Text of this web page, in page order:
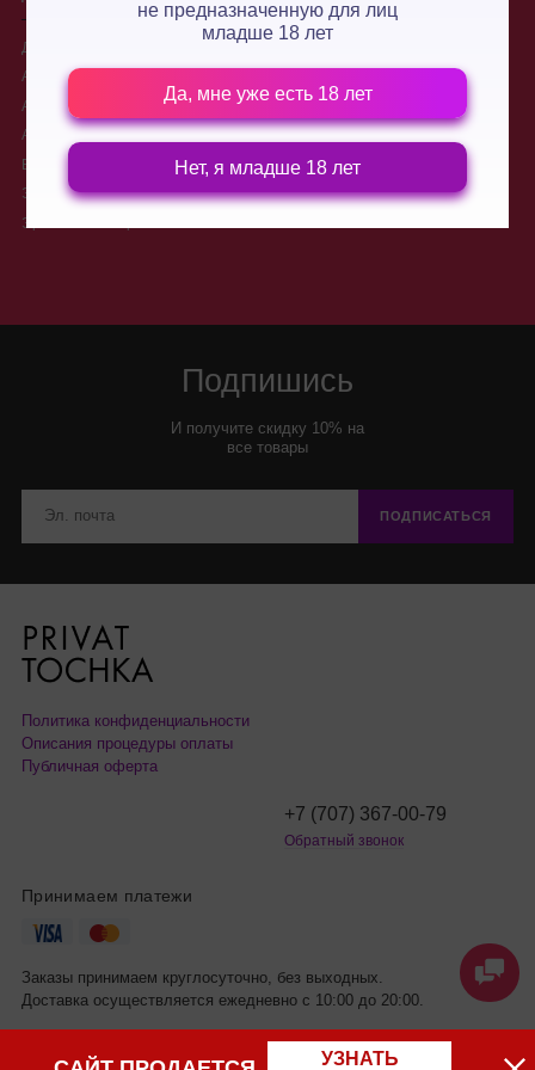
не предназначенную для лиц
младше 18 лет
Да, мне уже есть 18 лет
Нет, я младше 18 лет
Для двоих
Анальные стимуляторы
Анальные пробки
Анальные шарики, цепочки
Вибраторы для двоих
Электростимуляторы
Эротические игры
Доставка
Контакты
Новости
Условия обмена и возврата
Подпишись
И получите скидку 10% на
все товары
ПОДПИСАТЬСЯ
Политика конфиденциальности
Описания процедуры оплаты
Публичная оферта
+7 (707) 367-00-79
Обратный звонок
Принимаем платежи
Заказы принимаем круглосуточно, без выходных.
Доставка осуществляется ежедневно с 10:00 до 20:00.
УЗНАТЬ